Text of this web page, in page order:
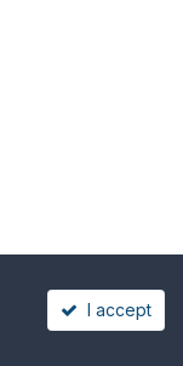
I accept